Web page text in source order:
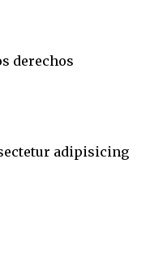
derechos
adipisicing